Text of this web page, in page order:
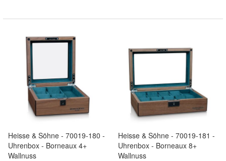
Heisse & Söhne - 70019-180 -
Uhrenbox - Borneaux 4+
Wallnuss
Heisse & Söhne - 70019-181 -
Uhrenbox - Borneaux 8+
Wallnuss